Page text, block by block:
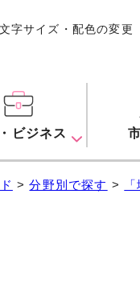
文字サイズ・配色の変更
ビジネス
>分野別で探す >